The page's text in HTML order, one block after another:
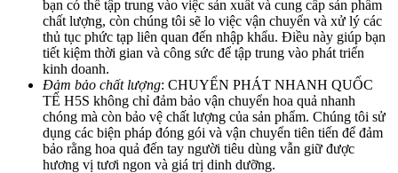
bạn có thể tập trung vào việc sản xuất và cung cấp sản phẩm
chất lượng, còn chúng tôi sẽ lo việc vận chuyển và xử lý các
thủ tục phức tạp liên quan đến nhập khẩu. Điều này giúp bạn
tiết kiệm thời gian và công sức để tập trung vào phát triển
kinh doanh.
Đảm bảo chất lượng: CHUYỂN PHÁT NHANH QUỐC
TẾ H5S không chỉ đảm bảo vận chuyển hoa quả nhanh
chóng mà còn bảo vệ chất lượng của sản phẩm. Chúng tôi sử
dụng các biện pháp đóng gói và vận chuyển tiên tiến để đảm
bảo rằng hoa quả đến tay người tiêu dùng vẫn giữ được
hương vị tươi ngon và giá trị dinh dưỡng.